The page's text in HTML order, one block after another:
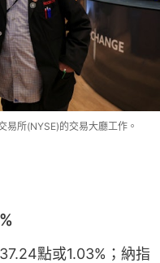
所(NYSE)的交易大廳工作。
點或1.03%；納指